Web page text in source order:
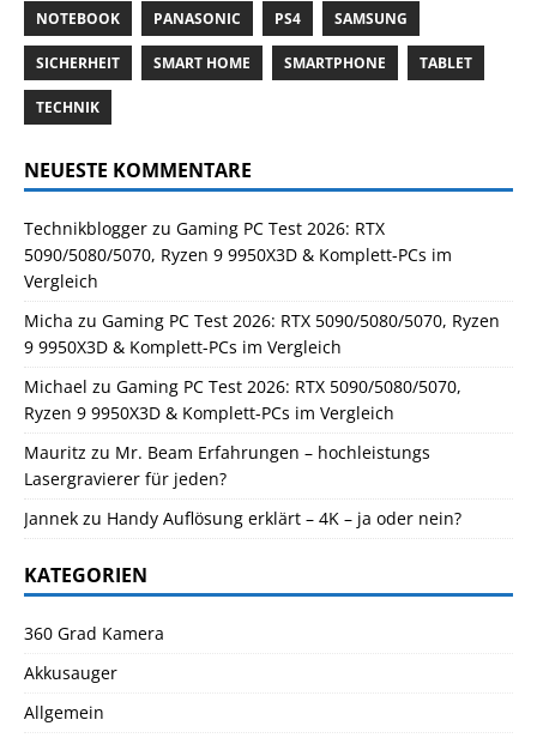
NOTEBOOK PANASONIC PS4 SAMSUNG
SICHERHEIT SMART HOME SMARTPHONE TABLET
TECHNIK
NEUESTE KOMMENTARE
Technikblogger zu Gaming PC Test 2026: RTX
5090/5080/5070, Ryzen 9 9950X3D & Komplett-PCs im
Vergleich
Micha zu Gaming PC Test 2026: RTX 5090/5080/5070, Ryzen
9 9950X3D & Komplett-PCs im Vergleich
Michael zu Gaming PC Test 2026: RTX 5090/5080/5070,
Ryzen 9 9950X3D & Komplett-PCs im Vergleich
Mauritz zu Mr. Beam Erfahrungen – hochleistungs
Lasergravierer für jeden?
Jannek zu Handy Auflösung erklärt – 4K – ja oder nein?
KATEGORIEN
360 Grad Kamera
Akkusauger
Allgemein